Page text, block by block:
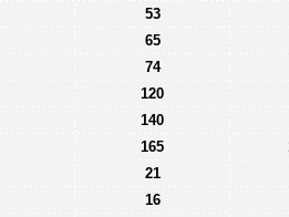
53
65
74
120
140
165
21
16